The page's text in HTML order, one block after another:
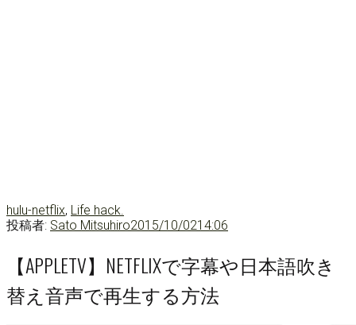
hulu-netflix, Life hack.
投稿者: Sato Mitsuhiro2015/10/0214:06
【APPLETV】NETFLIXで字幕や日本語吹き
替え音声で再生する方法